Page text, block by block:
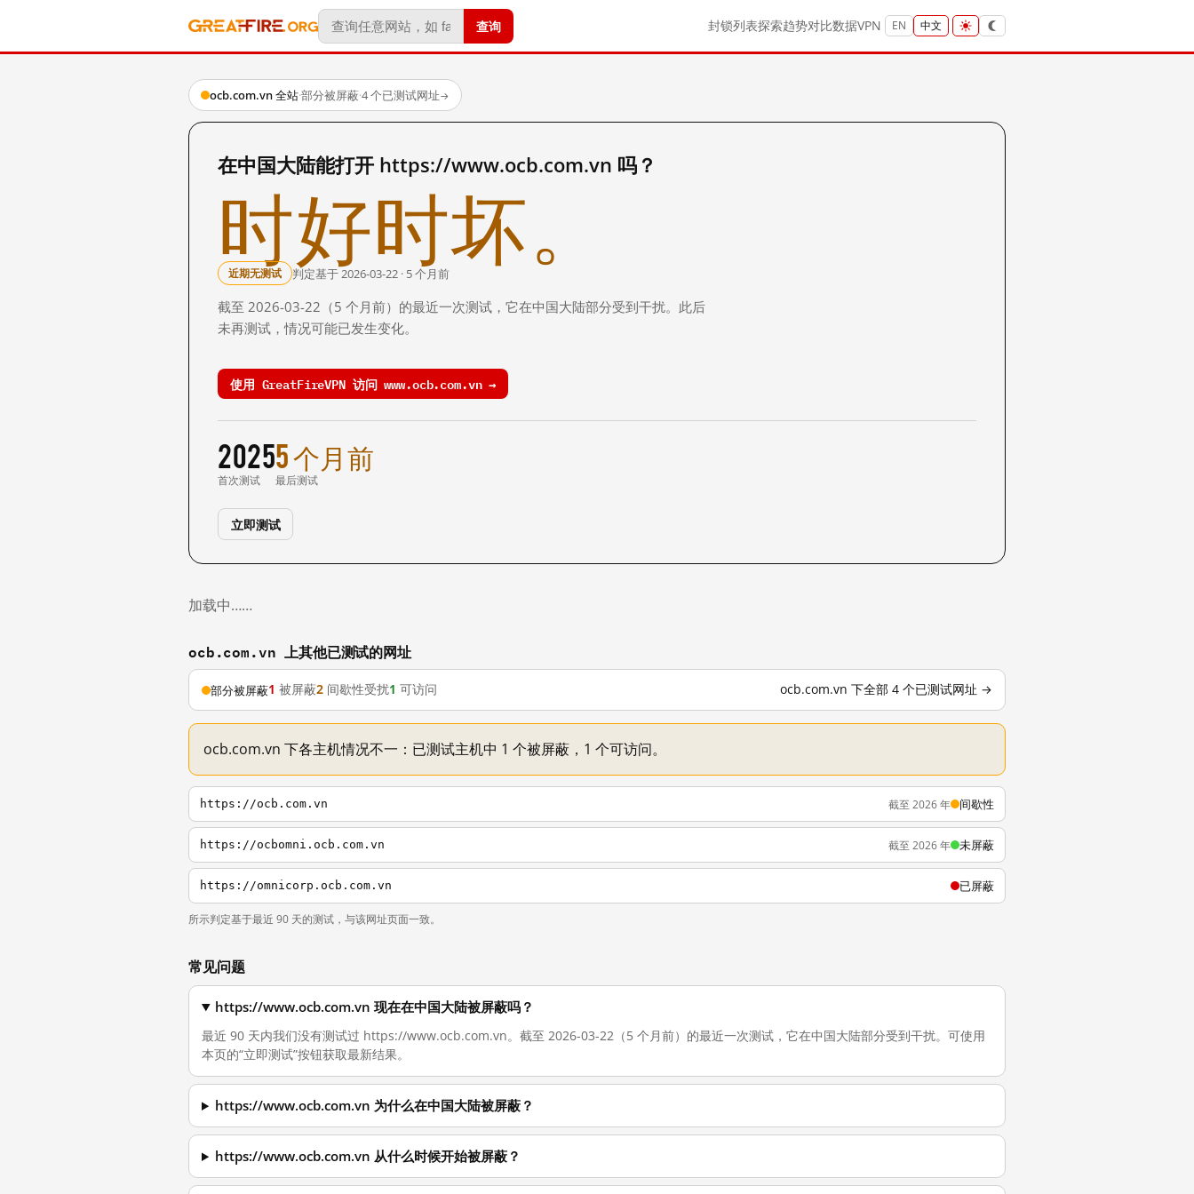
查询 封锁列表探索趋势对比数据VPN EN 中文
ocb.com.vn 全站·部分被屏蔽·4 个已测试网址→
在中国大陆能打开 https://www.ocb.com.vn 吗？
时好时坏。
近期无测试 判定基于 2026-03-22 · 5 个月前
截至 2026-03-22（5 个月前）的最近一次测试，它在中国大陆部分受到干扰。此后
未再测试，情况可能已发生变化。
使用 GreatFireVPN 访问 www.ocb.com.vn →
2025
首次测试
5 个月前
最后测试
立即测试
加载中……
ocb.com.vn 上其他已测试的网址
部分被屏蔽1 被屏蔽2 间歇性受扰1 可访问 ocb.com.vn 下全部 4 个已测试网址 →
ocb.com.vn 下各主机情况不一：已测试主机中 1 个被屏蔽，1 个可访问。
https://ocb.com.vn 截至 2026 年 间歇性
https://ocbomni.ocb.com.vn 截至 2026 年 未屏蔽
https://omnicorp.ocb.com.vn 已屏蔽
所示判定基于最近 90 天的测试，与该网址页面一致。
常见问题
https://www.ocb.com.vn 现在在中国大陆被屏蔽吗？
最近 90 天内我们没有测试过 https://www.ocb.com.vn。截至 2026-03-22（5 个月前）的最近一次测试，它在中国大陆部分受到干扰。可使用
本页的“立即测试”按钮获取最新结果。
https://www.ocb.com.vn 为什么在中国大陆被屏蔽？
https://www.ocb.com.vn 从什么时候开始被屏蔽？